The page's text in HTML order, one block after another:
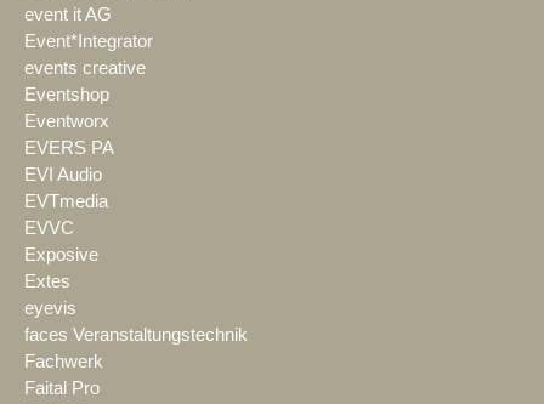
event it AG
Event*Integrator
events creative
Eventshop
Eventworx
EVERS PA
EVI Audio
EVTmedia
EVVC
Exposive
Extes
eyevis
faces Veranstaltungstechnik
Fachwerk
Faital Pro